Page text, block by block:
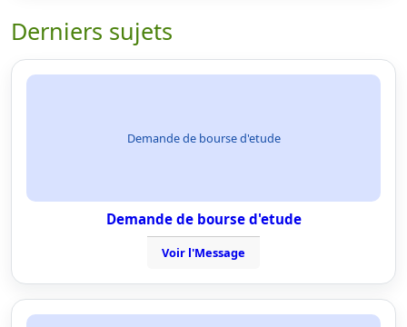
Derniers sujets
Demande de bourse d'etude
Demande de bourse d'etude
Voir l'Message